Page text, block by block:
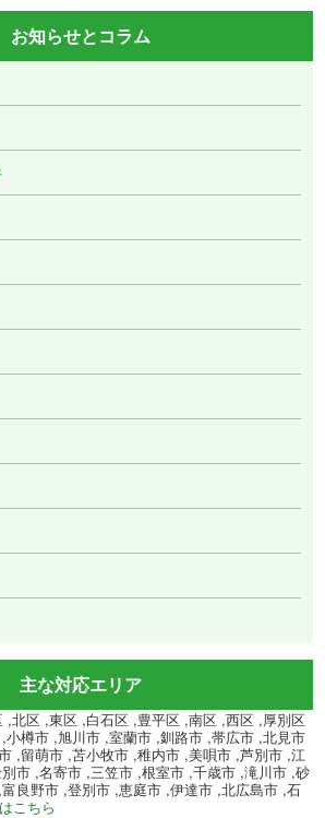
お知らせとコラム
主な対応エリア
,北区 ,東区 ,白石区 ,豊平区 ,南区 ,西区 ,厚別区
樽市 ,旭川市 ,室蘭市 ,釧路市 ,帯広市 ,北見市
,留萌市 ,苫小牧市 ,稚内市 ,美唄市 ,芦別市 ,江
市 ,名寄市 ,三笠市 ,根室市 ,千歳市 ,滝川市 ,砂
良野市 ,登別市 ,恵庭市 ,伊達市 ,北広島市 ,石
こちら